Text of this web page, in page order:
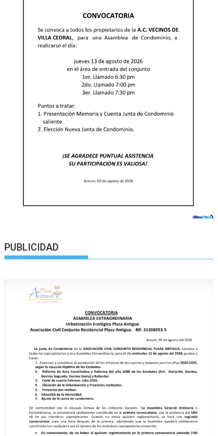
PUBLICIDAD